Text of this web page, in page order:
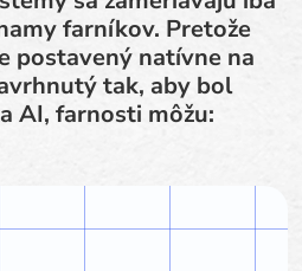
farníkov. Pretože
postavený natívne na
tak, aby bol
AI, farnosti môžu: